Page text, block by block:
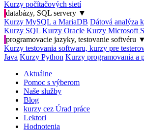
Kurzy počítačových sietí
databázy, SQL servery ▼
Kurzy MySQL a MariaDB Dátová analýza
Kurzy SQL Kurzy Oracle Kurzy Microsoft
programovacie jazyky, testovanie softvéru ▼
Kurzy testovania softwaru, kurzy pre
Java Kurzy Python Kurzy programovania a
Aktuálne
Pomoc s výberom
Naše služby
Blog
kurzy cez Úrad práce
Lektori
Hodnotenia